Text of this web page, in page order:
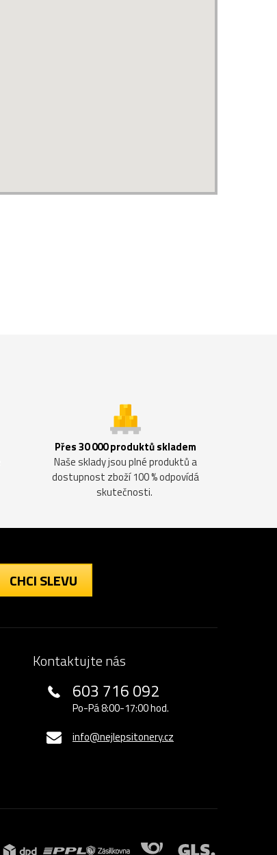
Přes 30 000 produktů skladem
Naše sklady jsou plné produktů a
dostupnost zboží 100 % odpovídá
skutečnosti.
CHCI SLEVU
Kontaktujte nás
603 716 092
Po-Pá 8:00-17:00 hod.
info@nejlepsitonery.cz